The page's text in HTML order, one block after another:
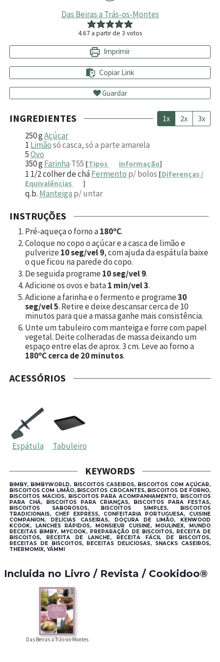
Das Beiras a Trás-os-Montes
4.67 a partir de 3 votos
Imprimir
Copiar Link
Guardar
INGREDIENTES 1x 2x 3x
250gAçúcar
1 Limãosó casca, só a parte amarela
5Ovo
350gFarinha T55 [Tipos Informação]
1 1/2colher de cháFermento p/ bolos [Diferenças /
Equivalências
]
q.b. Manteiga p/ untar
INSTRUÇÕES
Pré-aqueça o forno a180ºC.
Coloque no copo o açúcar e a casca de limão e
pulverize10 seg/vel 9, com ajuda da espátula baixe
o que ficou na parede do copo.
De seguida programe10 seg/vel 9.
Adicione os ovos e bata1 min/vel 3.
Adicione a farinha e o fermento e programe30
seg/vel 5. Retire e deixe descansar cerca de 10
minutos para que a massa ganhe mais consistência.
Unte um tabuleiro com manteiga e forre com papel
vegetal. Deite colheradas de massa deixando um
espaço entre elas de aprox. 3 cm. Leve ao forno a
180ºC cerca de 20 minutos.
ACESSÓRIOS
Espátula Tabuleiro
KEYWORDS
BIMBY, BIMBYWORLD, BISCOITOS CASEIROS, BISCOITOS COM AÇÚCAR,
BISCOITOS COM LIMÃO, BISCOITOS CROCANTES, BISCOITOS DE FORNO,
BISCOITOS MACIOS, BISCOITOS PARA ACOMPANHAMENTO, BISCOITOS
PARA CHÁ, BISCOITOS PARA CRIANÇAS, BISCOITOS PARA FESTAS,
BISCOITOS SABOROSOS, BISCOITOS SIMPLES, BISCOITOS
TRADICIONAIS, CHEF EXPRESS, CONFEITARIA PORTUGUESA, CUISINE
COMPANION, DELÍCIAS CASEIRAS, DOÇURA DE LIMÃO, KENWOOD
KCOOK, LANCHES RÁPIDOS, MONSIEUR CUISINE, MOULINEX, MUNDO
RECEITAS BIMBY, MYCOOK, PREPARAÇÃO DE BISCOITOS, RECEITA DE
BISCOITOS, RECEITA DE LANCHE, RECEITA FÁCIL DE BISCOITOS,
RECEITAS DE BISCOITOS, RECEITAS DELICIOSAS, SNACKS CASEIROS,
THERMOMIX, YÄMMI
Incluida no Livro / Revista / Cookidoo®
Das Beiras a Trás-os-Montes